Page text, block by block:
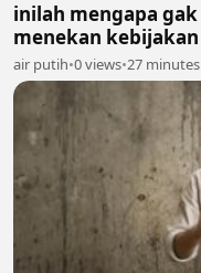
inilah mengapa
menekan
air putih•0 views•27